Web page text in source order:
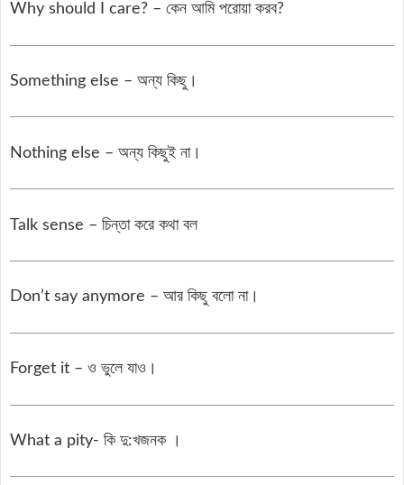
Why should I care? – কেন আমি পরোয়া করব?
Something else – অন্য কিছু।
Nothing else – অন্য কিছুই না।
Talk sense – চিন্তা করে কথা বল
Don’t say anymore – আর কিছু বলো না।
Forget it – ও ভুলে যাও।
What a pity- কি দু:খজনক ।